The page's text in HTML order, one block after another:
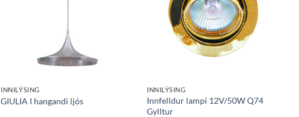
INNILÝSING
GIULIA I hangandi ljós
INNILÝSING
Innfelldur lampi 12V/50W Q74
Gylltur